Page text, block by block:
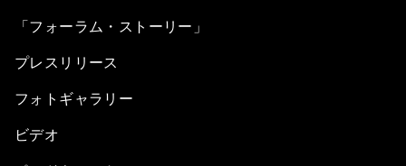
「フォーラム・ストーリー」
プレスリリース
フォトギャラリー
ビデオ